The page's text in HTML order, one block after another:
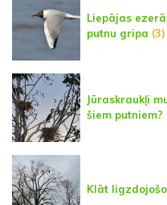
Liepājas
putnu gripa (3)
Jūraskraukļi
šiem putniem?
Klāt